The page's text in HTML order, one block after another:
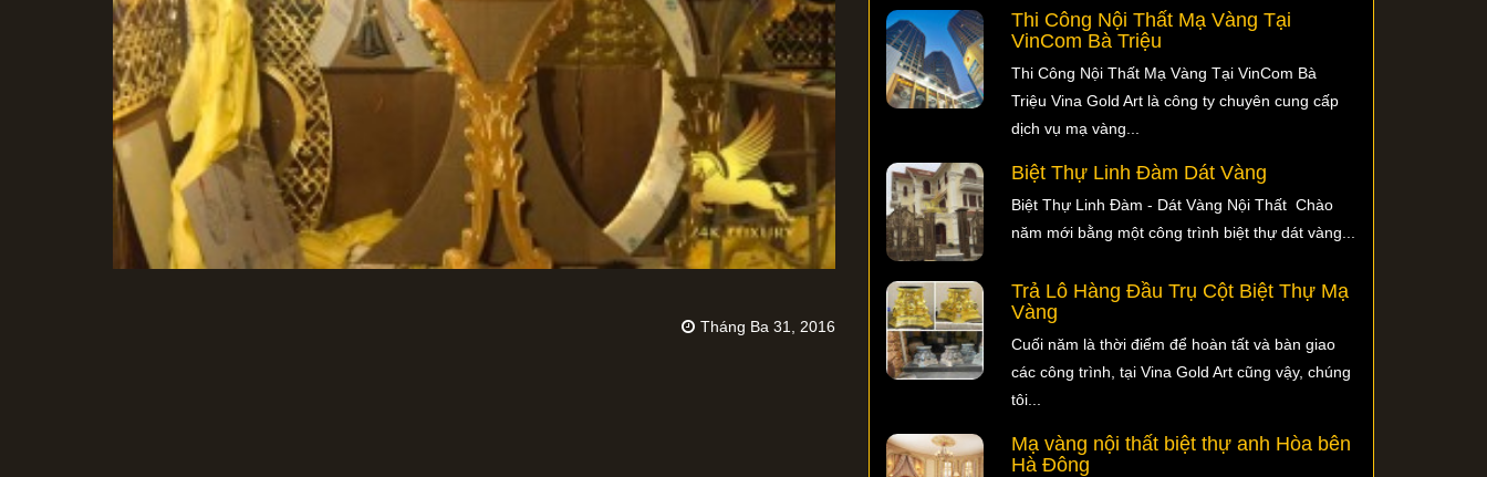
Tháng Ba 31, 2016
Thi Công Nội Thất Mạ Vàng Tại
VinCom Bà Triệu
Thi Công Nội Thất Mạ Vàng Tại VinCom Bà
Triệu Vina Gold Art là công ty chuyên cung cấp
dịch vụ mạ vàng...
Biệt Thự Linh Đàm Dát Vàng
Biệt Thự Linh Đàm - Dát Vàng Nội Thất Chào
năm mới bằng một công trình biệt thự dát vàng...
Trả Lô Hàng Đầu Trụ Cột Biệt Thự Mạ
Vàng
Cuối năm là thời điểm để hoàn tất và bàn giao
các công trình, tại Vina Gold Art cũng vậy, chúng
tôi...
Mạ vàng nội thất biệt thự anh Hòa bên
Hà Đông